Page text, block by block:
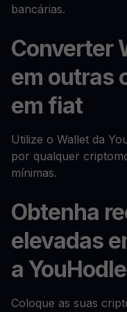
bancárias.
Converter
em outras
em fiat
Utilize o Wallet da
por qualquer
mínimas.
Obtenha
elevadas
a
Coloque as suas